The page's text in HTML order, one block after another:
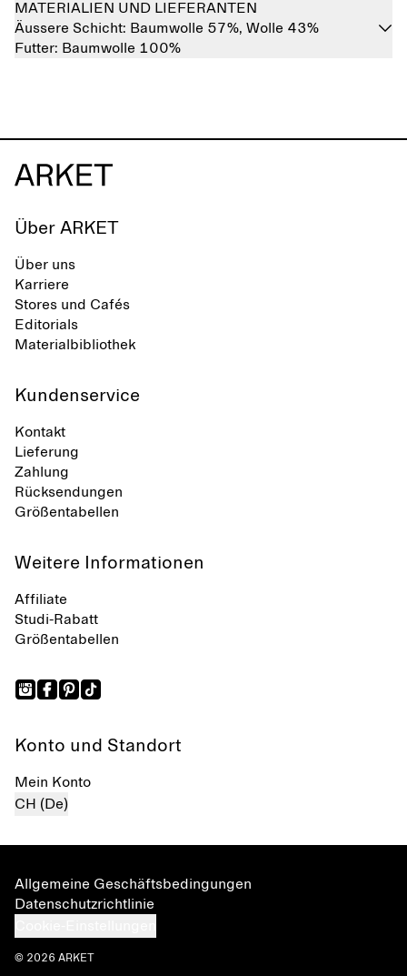
MATERIALIEN UND LIEFERANTEN
Äussere Schicht: Baumwolle 57%, Wolle 43%
Futter: Baumwolle 100%
Über ARKET
Über uns
Karriere
Stores und Cafés
Editorials
Materialbibliothek
Kundenservice
Kontakt
Lieferung
Zahlung
Rücksendungen
Größentabellen
Weitere Informationen
Affiliate
Studi-Rabatt
Größentabellen
Konto und Standort
Mein Konto
CH (De)
Allgemeine Geschäftsbedingungen
Datenschutzrichtlinie
© 2026 ARKET